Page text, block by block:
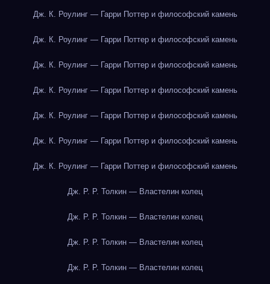
Дж. К. Роулинг — Гарри Поттер и философский камень
Дж. К. Роулинг — Гарри Поттер и философский камень
Дж. К. Роулинг — Гарри Поттер и философский камень
Дж. К. Роулинг — Гарри Поттер и философский камень
Дж. К. Роулинг — Гарри Поттер и философский камень
Дж. К. Роулинг — Гарри Поттер и философский камень
Дж. К. Роулинг — Гарри Поттер и философский камень
Дж. Р. Р. Толкин — Властелин колец
Дж. Р. Р. Толкин — Властелин колец
Дж. Р. Р. Толкин — Властелин колец
Дж. Р. Р. Толкин — Властелин колец